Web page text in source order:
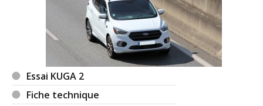
Essai KUGA 2
Fiche technique